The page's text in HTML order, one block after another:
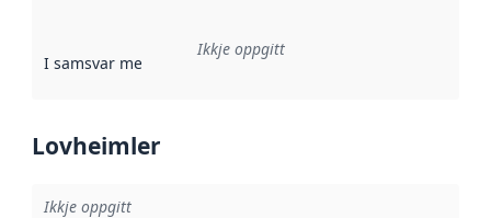
I samsvar med Referanse til ei implementeringsregel eller
Ikkje oppgitt
Lovheimler
Ikkje oppgitt